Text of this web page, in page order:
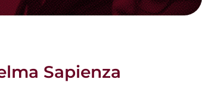
Sapienza